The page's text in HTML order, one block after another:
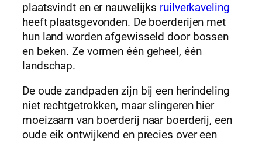
plaatsvindt en er nauwelijks ruilverkaveling
heeft plaatsgevonden. De boerderijen met
hun land worden afgewisseld door bossen
en beken. Ze vormen één geheel, één
landschap.
De oude zandpaden zijn bij een herindeling
niet rechtgetrokken, maar slingeren hier
moeizaam van boerderij naar boerderij, een
oude eik ontwijkend en precies over een